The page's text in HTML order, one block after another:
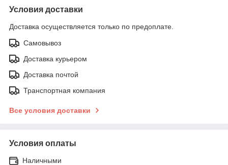
Условия доставки
Доставка осуществляется только по предоплате.
Самовывоз
Доставка курьером
Доставка почтой
Транспортная компания
Все условия доставки
Условия оплаты
Наличными